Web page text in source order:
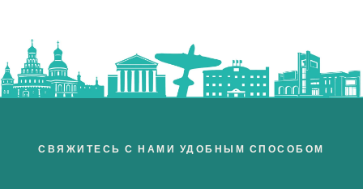
СВЯЖИТЕСЬ С НАМИ УДОБНЫМ СПОСОБОМ